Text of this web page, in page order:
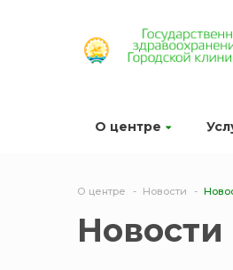
О центре
О центре Новости